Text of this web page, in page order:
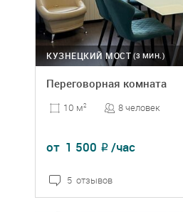
(3 МИН.)
КУЗНЕЦКИЙ МОСТ
Переговорная комната
10 м2 8 человек
от 1 500 ₽ /час
5 отзывов